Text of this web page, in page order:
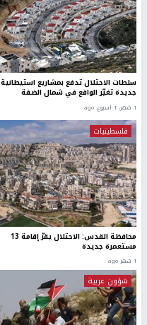
سلطات الاحتلال تدفع بمشاريع استيطانية
جديدة تغيّر الواقع في شمال الضفة
1 شهر، 1 اسبوع. ago
فلسطينيات
محافظة القدس: الاحتلال يقرّ إقامة 13
مستعمرة جديدة
1 شهر ago
شؤون عربية